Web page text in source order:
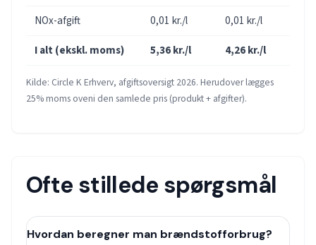
NOx-afgift
0,01 kr./l
0,01 kr./l
I alt (ekskl. moms)
5,36 kr./l 4,26 kr./l
Kilde: Circle K Erhverv, afgiftsoversigt 2026. Herudover lægges
25% moms oveni den samlede pris (produkt + afgifter).
Ofte stillede spørgsmål
Hvordan beregner man brændstofforbrug?